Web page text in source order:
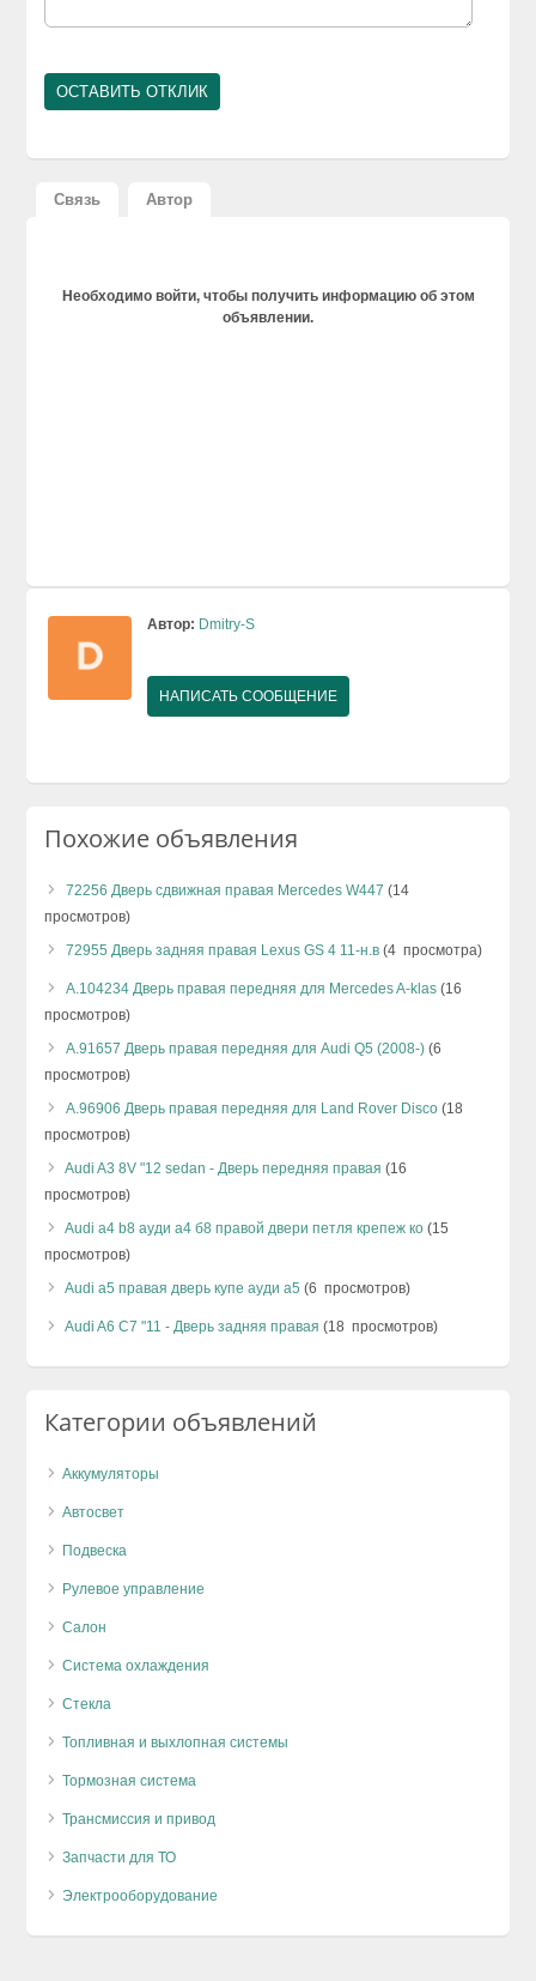
Связь Автор
Необходимо войти, чтобы получить информацию об этом
объявлении.
Автор: Dmitry-S
НАПИСАТЬ СООБЩЕНИЕ
Похожие объявления
72256 Дверь сдвижная правая Mercedes W447 (14
просмотров)
72955 Дверь задняя правая Lexus GS 4 11-н.в (4 просмотра)
А.104234 Дверь правая передняя для Mercedes A-klas (16
просмотров)
А.91657 Дверь правая передняя для Audi Q5 (2008-) (6
просмотров)
А.96906 Дверь правая передняя для Land Rover Disco (18
просмотров)
Audi A3 8V "12 sedan - Дверь передняя правая (16
просмотров)
Audi a4 b8 ауди а4 б8 правой двери петля крепеж ко (15
просмотров)
Audi a5 правая дверь купе ауди а5 (6 просмотров)
Audi A6 C7 "11 - Дверь задняя правая (18 просмотров)
Категории объявлений
Аккумуляторы
Автосвет
Подвеска
Рулевое управление
Салон
Система охлаждения
Стекла
Топливная и выхлопная системы
Тормозная система
Трансмиссия и привод
Запчасти для ТО
Электрооборудование